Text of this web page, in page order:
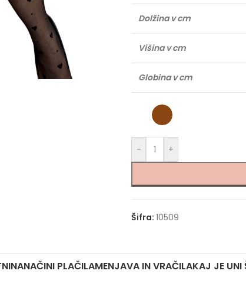
Dolžina v cm
Višina v cm
Globina v cm
- +
Šifra: 10509
NAČINI PLAČILAMENJAVA IN VRAČILAKAJ JE UNI